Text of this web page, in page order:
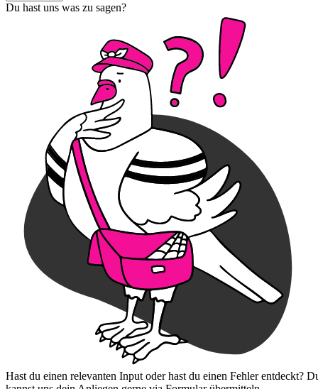
Du hast uns was zu sagen?
Hast du einen relevanten Input oder hast du einen Fehler entdeckt?